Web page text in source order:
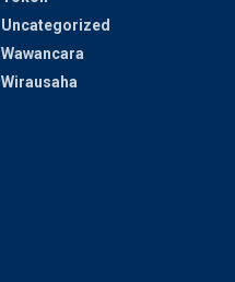
Uncategorized
Wawancara
Wirausaha